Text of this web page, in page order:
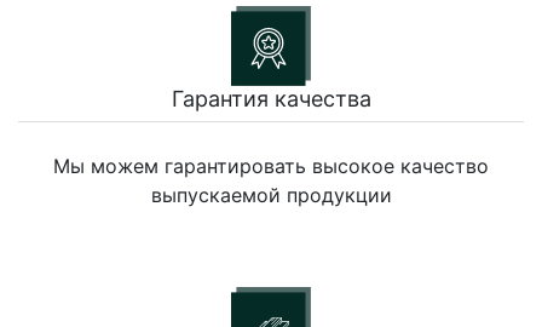
Гарантия качества
Мы можем гарантировать высокое качество
выпускаемой продукции